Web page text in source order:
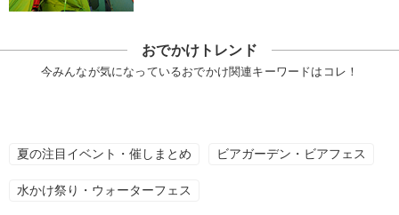
おでかけトレンド
今みんなが気になっているおでかけ関連キーワードはコレ！
夏の注目イベント・催しまとめ ビアガーデン・ビアフェス
水かけ祭り・ウォーターフェス